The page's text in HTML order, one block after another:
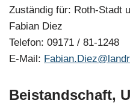
Zuständig für: Roth-Stadt
Fabian Diez
Telefon: 09171 / 81-1248
E-Mail:
Beistandschaft,